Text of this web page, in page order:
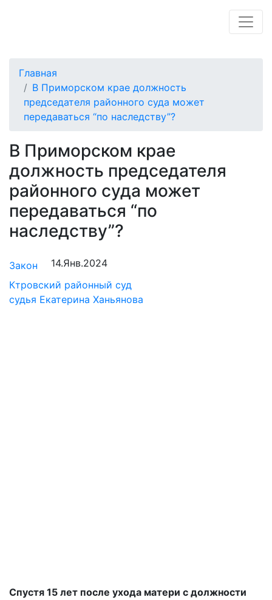
Главная
В Приморском крае должность
председателя районного суда может
передаваться “по наследству”?
В Приморском крае
должность председателя
районного суда может
передаваться “по
наследству”?
Закон
14.Янв.2024
Ктровский районный суд
судья Екатерина Ханьянова
Спустя 15 лет после ухода матери с должности